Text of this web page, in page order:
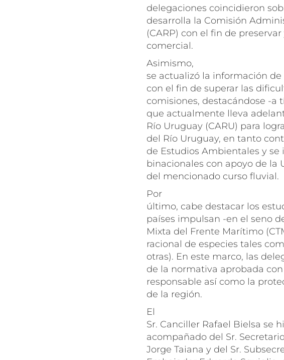
delegaciones coincidieron
desarrolla la Comisión
(CARP) con el fin de
comercial.
Asimismo,
se actualizó la información
con el fin de superar las
comisiones, destacándose -a
que actualmente lleva
Río Uruguay (CARU) para
del Río Uruguay, en tanto
de Estudios Ambientales y
binacionales con apoyo de la
del mencionado curso fluvial.
Por
último, cabe destacar los
países impulsan -en el seno
Mixta del Frente Marítimo
racional de especies tales
otras). En este marco, las
de la normativa aprobada
responsable así como la
de la región.
El
Sr. Canciller Rafael Bielsa se
acompañado del Sr.
Jorge Taiana y del Sr.